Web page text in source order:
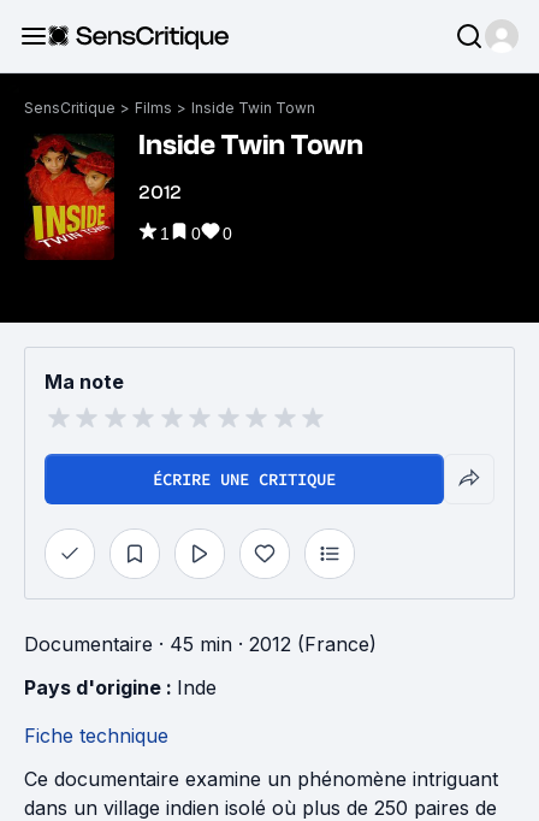
SensCritique > Films > Inside Twin Town
Inside Twin Town
2012
1 0 0
Ma note
ÉCRIRE UNE CRITIQUE
Documentaire · 45 min · 2012 (France)
Pays d'origine : Inde
Fiche technique
Ce documentaire examine un phénomène intriguant
dans un village indien isolé où plus de 250 paires de